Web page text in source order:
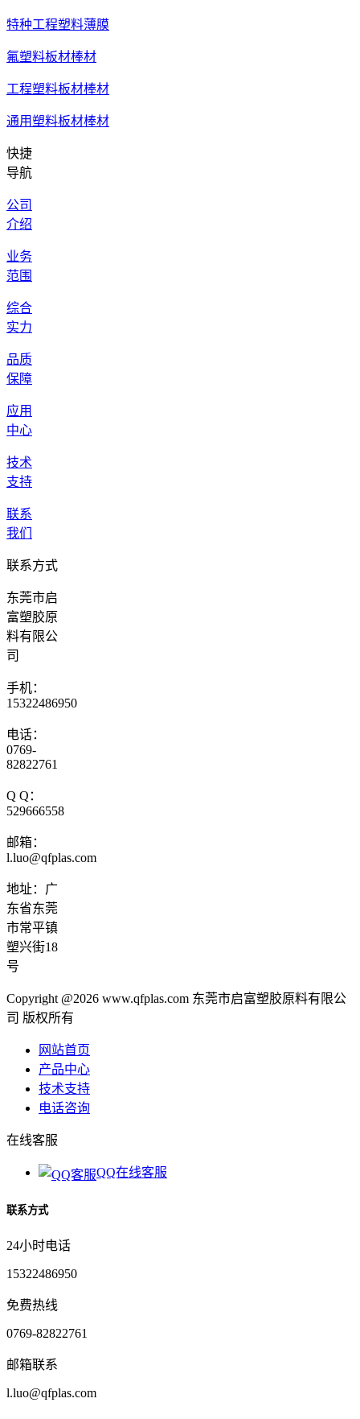
特种工程塑料薄膜
氟塑料板材棒材
工程塑料板材棒材
通用塑料板材棒材
快捷
导航
公司
介绍
业务
范围
综合
实力
品质
保障
应用
中心
技术
支持
联系
我们
联系方式
东莞市启
富塑胶原
料有限公
司
手机：
15322486950
电话：
0769-
82822761
Q Q：
529666558
邮箱：
l.luo@qfplas.com
地址：广
东省东莞
市常平镇
塑兴街18
号
Copyright @2026 www.qfplas.com 东莞市启富塑胶原料有限公
司 版权所有
网站首页
产品中心
技术支持
电话咨询
在线客服
QQ在线客服
联系方式
24小时电话
15322486950
免费热线
0769-82822761
邮箱联系
l.luo@qfplas.com